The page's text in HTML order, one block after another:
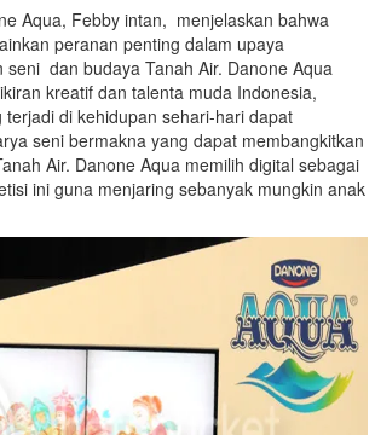
Aqua, Febby intan, menjelaskan bahwa
peranan penting dalam upaya
seni dan budaya Tanah Air. Danone Aqua
kreatif dan talenta muda Indonesia,
di kehidupan sehari-hari dapat
seni bermakna yang dapat membangkitkan
Air. Danone Aqua memilih digital sebagai
ini guna menjaring sebanyak mungkin anak